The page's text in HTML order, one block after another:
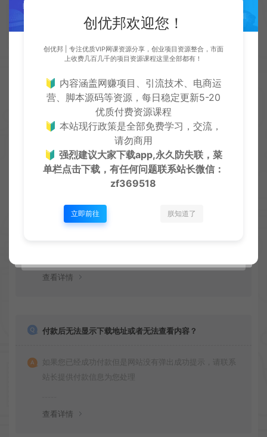
免费下载或者VIP会员资源能否直接商用？
本站所有资源版权均属于原作者所有，所提供资源均只能
用于参考学习用，请勿直接商用。若由于商用引起版权纠
纷，一切责任均由使用者承担
最常见的情况是下载不完整: 可对比下载完的压缩包与网盘
查看详情
付款后无法显示下载地址或者无法查看内容？
如果您已经成功付款但是网站没有弹出成功提示，请联系
站长提供付款信息为您处理
查看详情
创优邦欢迎您！
创优邦 | 专注优质VIP网课资源分享，创业项目资源整合，市面
上收费几百几千的项目资源课程这里全部都有！
🔰 内容涵盖网赚项目、引流技术、电商运
营、脚本源码等资源，每日稳定更新5-20
优质付费资源课程
🔰 本站现行政策是全部免费学习，交流，
请勿商用
🔰强烈建议大家下载app,永久防失联，菜
单栏点击下载，有任何问题联系站长微信：
zf369518
立即前往 朕知道了